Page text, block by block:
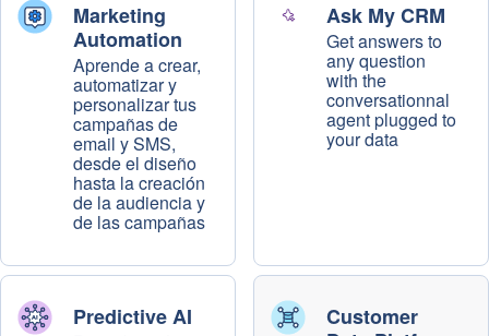
Marketing
Automation
Aprende a crear,
automatizar y
personalizar tus
campañas de
email y SMS,
desde el diseño
hasta la creación
de la audiencia y
de las campañas
Ask My CRM
Get answers to
any question
with the
conversationnal
agent plugged to
your data
Predictive AI
Customer